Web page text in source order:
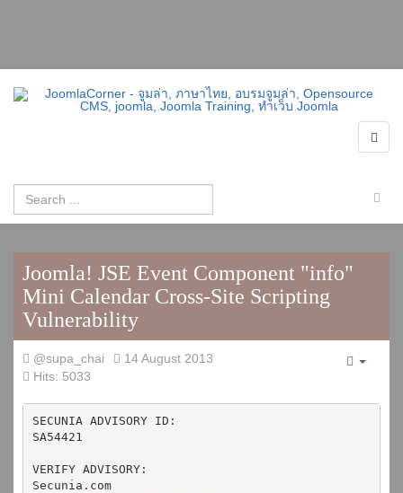
Joomla! JSE Event Component "info"
Mini Calendar Cross-Site Scripting
Vulnerability
@supa_chai
14 August 2013
Hits: 5033
SECUNIA ADVISORY ID:
SA54421
VERIFY ADVISORY:
Secunia.com